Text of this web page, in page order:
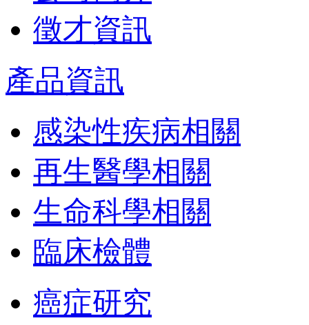
徵才資訊
產品資訊
感染性疾病相關
再生醫學相關
生命科學相關
臨床檢體
癌症研究